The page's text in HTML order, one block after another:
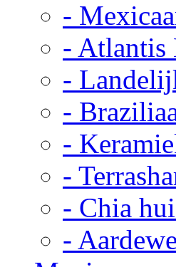
-
- Atlantis
-
-
-
-
- Chia
-